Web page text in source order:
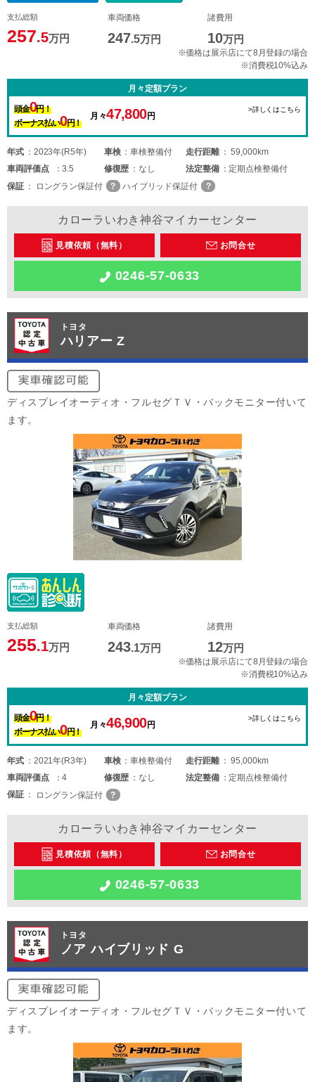
支払総額
257.5万円
車両価格
247.5万円
諸費用
10万円
※価格は展示店にて8月登録の場合
※消費税10%込み
月々定額プラン
頭金0円！
ボーナス払い0円！
月々47,800円
>詳しくはこちら
年式 2023年(R5年) 車検 車検整備付 走行距離
59,000km
車両評価点 3.5 修復歴 なし 法定整備
定期点検整備付
保証
ロングラン保証付 ハイブリッド保証付
カローラいわき神谷マイカーセンター
見積依頼（無料） お問合せ
0246-57-0633
トヨタ
ハリアー Z
ディスプレイオーディオ・フルセグＴＶ・バックモニター付いて
ます。
支払総額
255.1万円
車両価格
243.1万円
諸費用
12万円
※価格は展示店にて8月登録の場合
※消費税10%込み
月々定額プラン
頭金0円！
ボーナス払い0円！
月々46,900円
>詳しくはこちら
年式 2021年(R3年) 車検 車検整備付 走行距離
95,000km
車両評価点 4 修復歴 なし 法定整備
定期点検整備付
保証
ロングラン保証付
カローラいわき神谷マイカーセンター
見積依頼（無料） お問合せ
0246-57-0633
トヨタ
ノア ハイブリッド G
ディスプレイオーディオ・フルセグＴＶ・バックモニター付いて
ます。